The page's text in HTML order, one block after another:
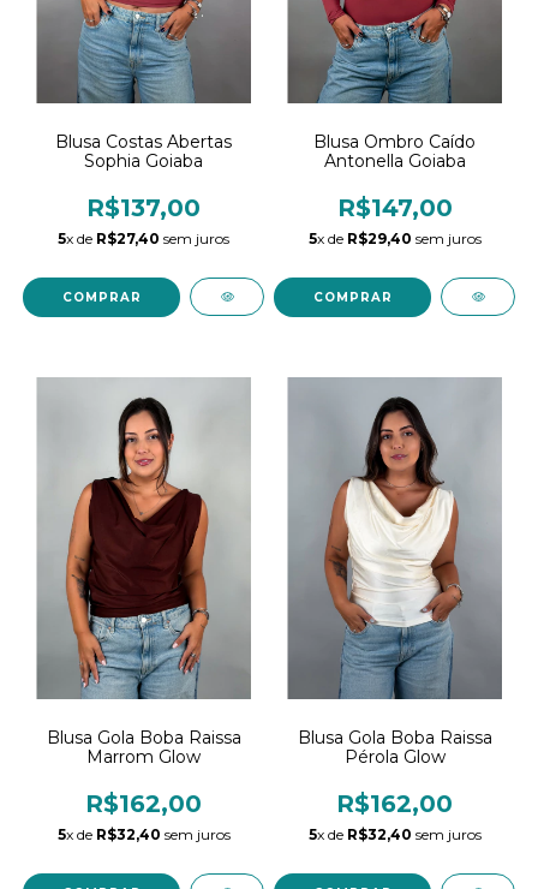
Blusa Costas Abertas
Sophia Goiaba
R$137,00
5x de R$27,40 sem juros
COMPRAR
Blusa Ombro Caído
Antonella Goiaba
R$147,00
5x de R$29,40 sem juros
COMPRAR
Blusa Gola Boba Raissa
Marrom Glow
R$162,00
5x de R$32,40 sem juros
Blusa Gola Boba Raissa
Pérola Glow
R$162,00
5x de R$32,40 sem juros